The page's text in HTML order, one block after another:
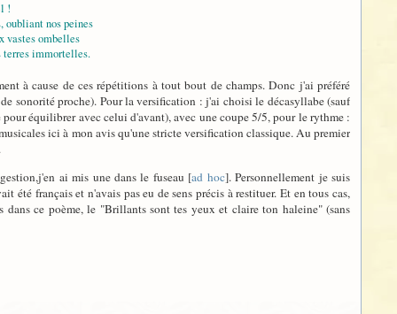
!
oubliant nos peines
vastes ombelles
terres immortelles.
à cause de ces répétitions à tout bout de champs. Donc j'ai préféré
sonorité proche). Pour la versification : j'ai choisi le décasyllabe (sauf
équilibrer avec celui d'avant), avec une coupe 5/5, pour le rythme :
ici à mon avis qu'une stricte versification classique. Au premier
ai mis une dans le fuseau [ad hoc]. Personnellement je suis
français et n'avais pas eu de sens précis à restituer. Et en tous cas,
ce poème, le "Brillants sont tes yeux et claire ton haleine" (sans